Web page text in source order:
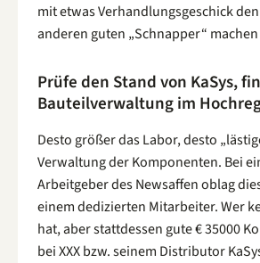
mit etwas Verhandlungsgeschick
anderen guten „Schnapper“
Prüfe den Stand von KaSys,
Bauteilverwaltung im
Desto größer das Labor, desto
Verwaltung der Komponenten. Bei
Arbeitgeber des Newsaffen oblag
einem dedizierten Mitarbeiter. Wer
hat, aber stattdessen gute € 35000
bei XXX bzw. seinem Distributor